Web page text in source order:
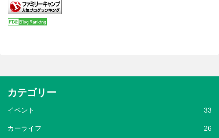
カテゴリー
イベント 33
カーライフ 26